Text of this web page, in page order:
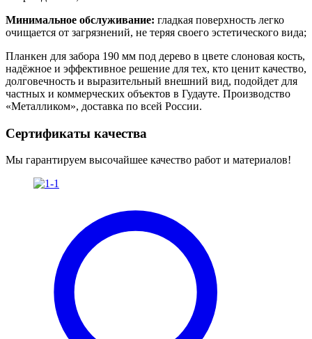
Минимальное обслуживание: гладкая поверхность легко
очищается от загрязнений, не теряя своего эстетического вида;
Планкен для забора 190 мм под дерево в цвете слоновая кость,
надёжное и эффективное решение для тех, кто ценит качество,
долговечность и выразительный внешний вид, подойдет для
частных и коммерческих объектов в Гудауте. Производство
«Металликом», доставка по всей России.
Сертификаты качества
Мы гарантируем высочайшее качество работ и материалов!